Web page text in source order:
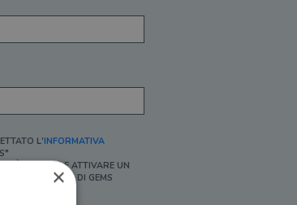
L'INFORMATIVA
È POSSIBILE ATTIVARE UN
I SERVIZI DI GEMS
×